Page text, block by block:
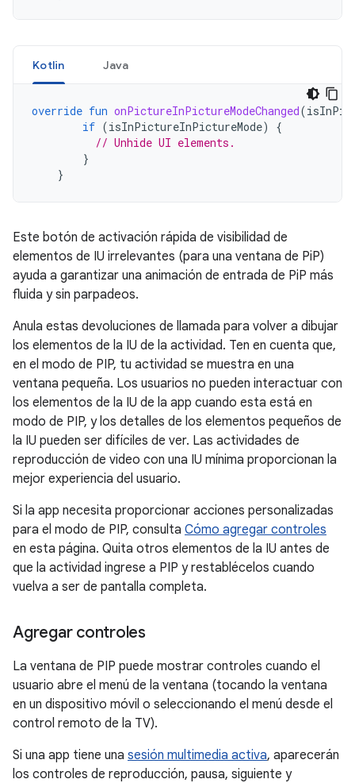
Kotlin Java
override fun onPictureInPictureModeChanged(
if (isInPictureInPictureMode)
{
// Unhide UI elements.
}
}
Este botón de activación rápida de visibilidad de
elementos de IU irrelevantes (para una ventana de PiP)
ayuda a garantizar una animación de entrada de PiP más
fluida y sin parpadeos.
Anula estas devoluciones de llamada para volver a dibujar
los elementos de la IU de la actividad. Ten en cuenta que,
en el modo de PIP, tu actividad se muestra en una
ventana pequeña. Los usuarios no pueden interactuar con
los elementos de la IU de la app cuando esta está en
modo de PIP, y los detalles de los elementos pequeños de
la IU pueden ser difíciles de ver. Las actividades de
reproducción de video con una IU mínima proporcionan la
mejor experiencia del usuario.
Si la app necesita proporcionar acciones personalizadas
para el modo de PIP, consulta Cómo agregar controles
en esta página. Quita otros elementos de la IU antes de
que la actividad ingrese a PIP y restablécelos cuando
vuelva a ser de pantalla completa.
Agregar controles
La ventana de PIP puede mostrar controles cuando el
usuario abre el menú de la ventana (tocando la ventana
en un dispositivo móvil o seleccionando el menú desde el
control remoto de la TV).
Si una app tiene una sesión multimedia activa, aparecerán
los controles de reproducción, pausa, siguiente y